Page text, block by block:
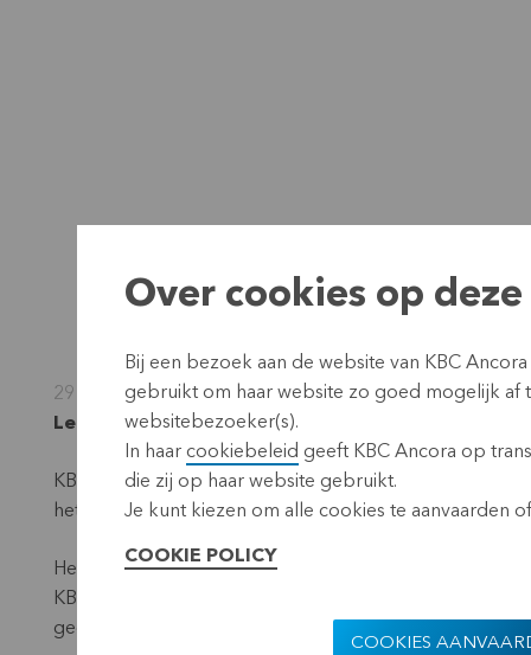
29 augustus 2025
Leuven, 29 augustus 2025 (17.40 CEST)
KBC Ancora boekte in het afgelopen boekjaar 2024/
het voorgaande boekjaar realiseerde KBC Ancora een
Het resultaat van het laatste halfjaar van het boekjaar
KBC Ancora keerde op 5 juni 2025 een interim-
geen slotdividend uitkeren.
Over cookies op
Bij een bezoek aan de website van KBC
gebruikt om haar website zo goed mogelijk
websitebezoeker(s).
In haar cookiebeleid geeft KBC Ancora op
die zij op haar website gebruikt.
Je kunt kiezen om alle cookies te aanvaarden
COOKIE POLICY
COOKIES